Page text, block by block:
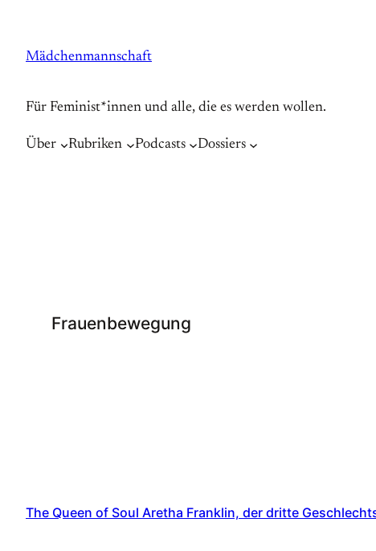
springen
Mädchenmannschaft
Für Feminist*innen und alle, die es werden wollen.
Über Rubriken Podcasts Dossiers
Frauenbewegung
The Queen of Soul Aretha Franklin, der dritte